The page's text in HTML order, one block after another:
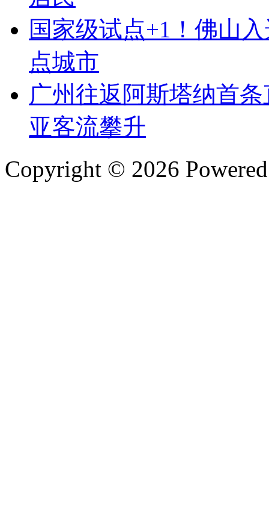
国家级试点+1！佛山
点城市
广州往返阿斯塔纳首
亚客流攀升
Copyright © 2026